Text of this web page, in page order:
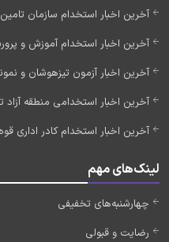
آخرین اخبار استخدام سازمان تامین اجتماعی
آخرین اخبار استخدام آموزش و پرورش 1405 (به
آخرین اخبار آزمون تیزهوشان و
آخرین اخبار استخدامی منطقه آزاد
آخرین اخبار استخدام کادر اداری قوه قضاییه
لینک‌های مهم
چهارشنبه‌های تخفیفی
رضایت و قبولی